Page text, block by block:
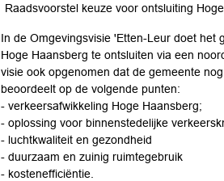
Raadsvoorstel keuze voor ontsluiting
In de Omgevingsvisie 'Etten-Leur doet het
Hoge Haansberg te ontsluiten via een
visie ook opgenomen dat de gemeente
beoordeelt op de volgende punten:
- verkeersafwikkeling Hoge Haansberg;
- oplossing voor binnenstedelijke
- luchtkwaliteit en gezondheid
- duurzaam en zuinig ruimtegebruik
- kostenefficiëntie.